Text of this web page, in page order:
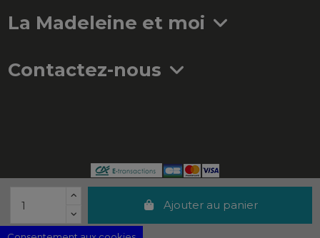
Ajouter au panier
La Madeleine et moi
Contactez-nous